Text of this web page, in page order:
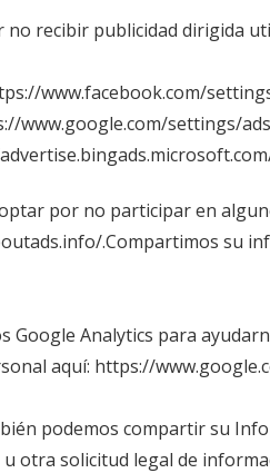
no recibir publicidad dirigida
www.facebook.com/
www.google.com/settings/
por no participar en
.Compartimos su
Google Analytics para
aquí: https://
podemos compartir su
otra solicitud legal de